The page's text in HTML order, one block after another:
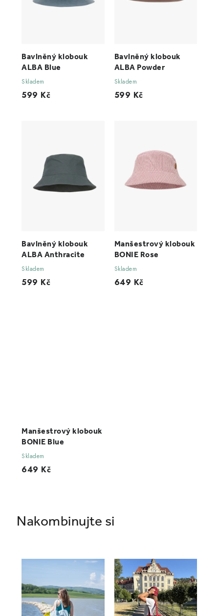
Bavlněný klobouk
ALBA Blue
Skladem
599 Kč
Bavlněný klobouk
ALBA Powder
Skladem
599 Kč
Bavlněný klobouk
ALBA Anthracite
Skladem
599 Kč
Manšestrový klobouk
BONIE Rose
Skladem
649 Kč
Manšestrový klobouk
BONIE Blue
Skladem
649 Kč